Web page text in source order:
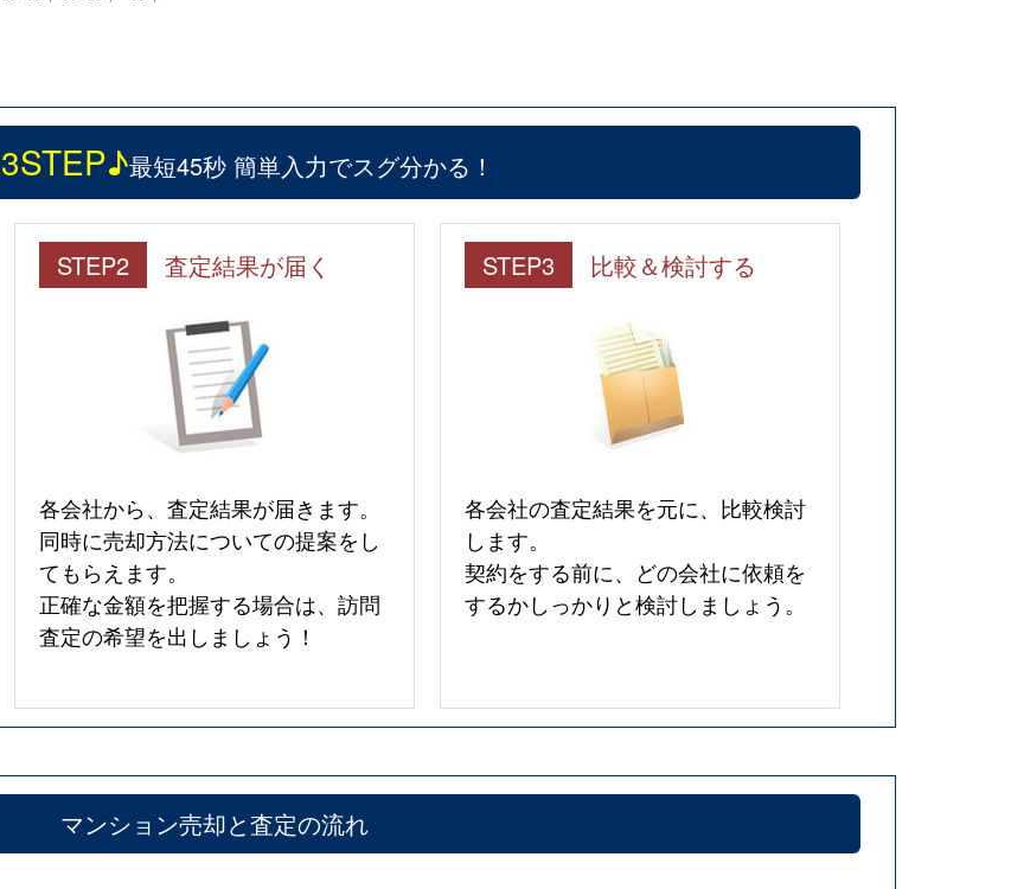
最短45秒 簡単入力でスグ分かる！
STEP2 査定結果が届く
各会社から、査定結果が届きます。
同時に売却方法についての提案をし
てもらえます。
正確な金額を把握する場合は、訪問
査定の希望を出しましょう！
STEP3 比較＆検討する
各会社の査定結果を元に、比較検討
します。
契約をする前に、どの会社に依頼を
するかしっかりと検討しましょう。
マンション売却と査定の流れ